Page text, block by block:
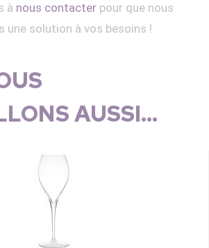
à nous contacterpour que nous
une solution à vos besoins !
AUSSI...